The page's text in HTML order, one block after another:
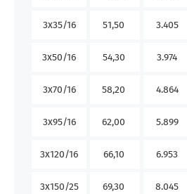
3x35/16 51,50 3.405
3x50/16 54,30 3.974
3x70/16 58,20 4.864
3x95/16 62,00 5.899
3x120/16 66,10 6.953
3x150/25 69,30 8.045